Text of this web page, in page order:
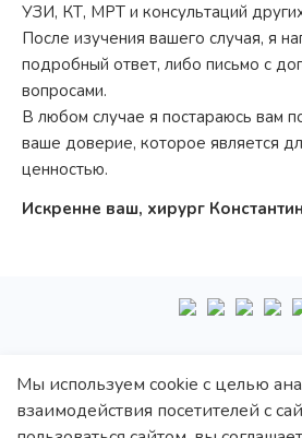
Мы используем cookie с целью
взаимодействия посетителей с
УЗИ, КТ, МРТ и консультаций
После изучения вашего случая, я
подробный ответ, либо письмо с
вопросами.
В любом случае я постараюсь вам
ваше доверие, которое является
ценностью.
Искренне ваш, хирург
+7 495 222-
Политика обработки